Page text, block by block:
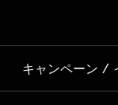
キャンペーン /